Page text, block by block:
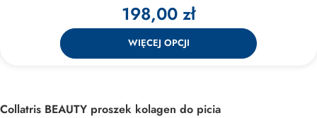
198,00 zł
WIĘCEJ OPCJI
Collatris BEAUTY proszek kolagen do picia